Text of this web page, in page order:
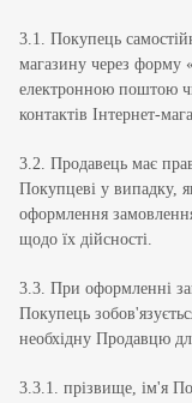
3.1. Покупець
магазину через форму
електронною поштою
контактів Інтернет-
3.2. Продавець має
Покупцеві у випадку,
оформлення
щодо їх дійсності.
3.3. При оформленні
Покупець
необхідну Продавцю
3.3.1. прізвище, ім'я